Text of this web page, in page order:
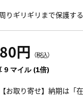
りギリギリまで保護す
円 （税込）
9 マイル (1倍)
お取り寄せ】納期は「